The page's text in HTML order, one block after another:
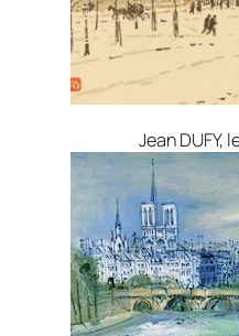
Jean DUFY,